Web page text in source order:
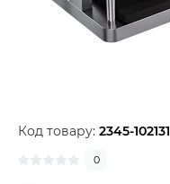
Код товару: 2345-102131
0